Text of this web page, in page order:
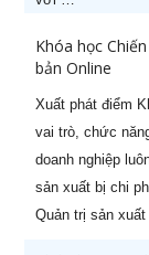
Khóa học
bản Online
Xuất phát điểm
vai trò, chức
doanh nghiệp
sản xuất bị chi
Quản trị sản